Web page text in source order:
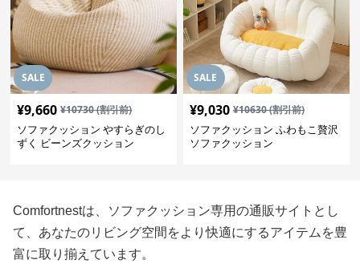
SALE
¥9,660 ¥10730(割引前)
ソファクッション やすらぎのし
ずく ビーンズクッション
SALE
¥9,030 ¥10630(割引前)
ソファクッション ふわもこ贅沢
ソファクッション
Comfortnestは、ソファクッション専用の通販サイトとし
て、あなたのリビング空間をより快適にするアイテムを豊
富に取り揃えています。